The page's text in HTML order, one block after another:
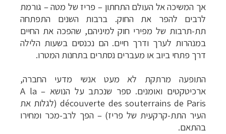
אך המשיכה אל העולם התחתון –פריז של מטה– גורמת
לרבים להפר את החוק. ברבות השנים התפתחה
תת-תרבות של מפירי חוק למיניהם, שהפכה את החיים
במנהרות לערך ודרך חיים. הם נכנסים בשעות הלילה
דרך פתחי ביוב או מעברים נסתרים בתחנות המטרו.
התופעה מרתקת לא מעט אנשי מדעי החברה,
ארכיטקטים ואומנים. ספר שנכתב על הנושא –
A la
découverte des souterrains de Paris(לגלות את
העיר התת-קרקעית של פריז) – הפך לרב-מכר ומחירו
בהתאם.